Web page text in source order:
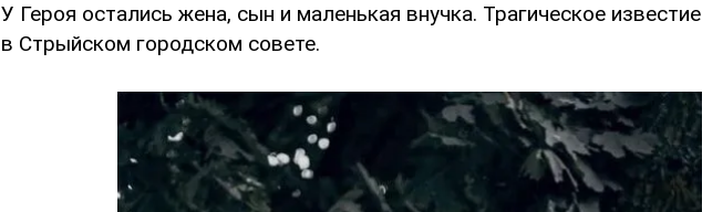
У Героя остались жена, сын и маленькая внучка. Трагическое известие
в Стрыйском городском совете.